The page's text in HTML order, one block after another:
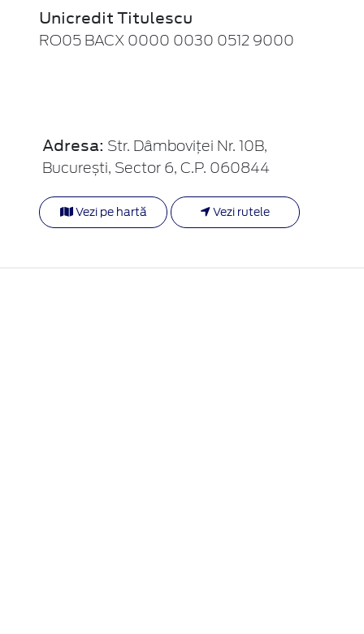
Unicredit Titulescu
RO05 BACX 0000 0030 0512 9000
Adresa: Str. Dâmboviței Nr. 10B,
București, Sector 6, C.P. 060844
Vezi pe hartă Vezi rutele